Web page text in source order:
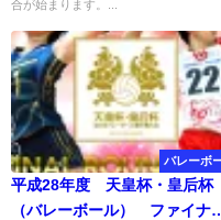
合が始まります。...
バレーボ
平成28年度 天皇杯・皇后杯
（バレーボール） ファイナ